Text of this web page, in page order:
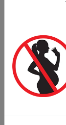
cây chín
một chút vị
thanh thoát.
Dùng chung